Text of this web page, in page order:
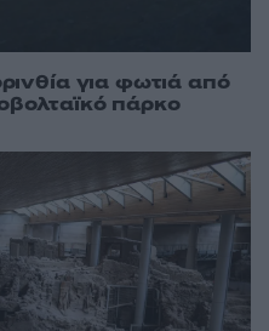
για φωτιά από
πάρκο